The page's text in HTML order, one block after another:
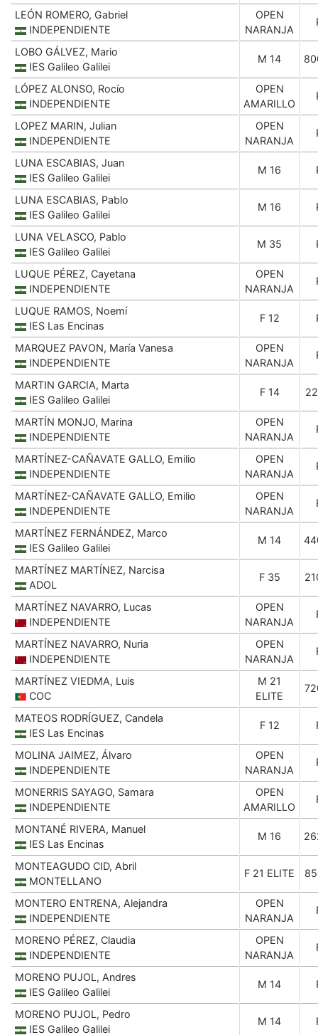
LEÓN ROMERO, Gabriel
INDEPENDIENTE
OPEN
NARANJA
LOBO GÁLVEZ, Mario
IES Galileo Galilei
M 14
LÓPEZ ALONSO, Rocío
INDEPENDIENTE
OPEN
AMARILLO
LOPEZ MARIN, Julian
INDEPENDIENTE
OPEN
NARANJA
LUNA ESCABIAS, Juan
IES Galileo Galilei
M 16
LUNA ESCABIAS, Pablo
IES Galileo Galilei
M 16
LUNA VELASCO, Pablo
IES Galileo Galilei
M 35
LUQUE PÉREZ, Cayetana
INDEPENDIENTE
OPEN
NARANJA
LUQUE RAMOS, Noemí
IES Las Encinas
F 12
MARQUEZ PAVON, María Vanesa
INDEPENDIENTE
OPEN
NARANJA
MARTIN GARCIA, Marta
IES Galileo Galilei
F 14
MARTÍN MONJO, Marina
INDEPENDIENTE
OPEN
NARANJA
MARTÍNEZ-CAÑAVATE GALLO, Emilio
INDEPENDIENTE
OPEN
NARANJA
MARTÍNEZ-CAÑAVATE GALLO, Emilio
INDEPENDIENTE
OPEN
NARANJA
MARTÍNEZ FERNÁNDEZ, Marco
IES Galileo Galilei
M 14
MARTÍNEZ MARTÍNEZ, Narcisa
ADOL
F 35
MARTÍNEZ NAVARRO, Lucas
INDEPENDIENTE
OPEN
NARANJA
MARTÍNEZ NAVARRO, Nuria
INDEPENDIENTE
OPEN
NARANJA
MARTÍNEZ VIEDMA, Luis
COC
M 21
ELITE
MATEOS RODRÍGUEZ, Candela
IES Las Encinas
F 12
MOLINA JAIMEZ, Álvaro
INDEPENDIENTE
OPEN
NARANJA
MONERRIS SAYAGO, Samara
INDEPENDIENTE
OPEN
AMARILLO
MONTANÉ RIVERA, Manuel
IES Las Encinas
M 16
MONTEAGUDO CID, Abril
MONTELLANO
F 21 ELITE
MONTERO ENTRENA, Alejandra
INDEPENDIENTE
OPEN
NARANJA
MORENO PÉREZ, Claudia
INDEPENDIENTE
OPEN
NARANJA
MORENO PUJOL, Andres
IES Galileo Galilei
M 14
MORENO PUJOL, Pedro
IES Galileo Galilei
M 14